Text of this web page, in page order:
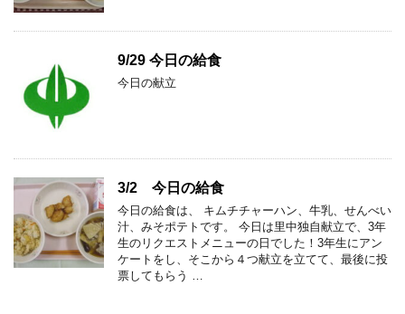
9/29 今日の給食
今日の献立
3/2 今日の給食
今日の給食は、 キムチチャーハン、牛乳、せんべい
汁、みそポテトです。 今日は里中独自献立で、3年
生のリクエストメニューの日でした！3年生にアン
ケートをし、そこから４つ献立を立てて、最後に投
票してもらう …